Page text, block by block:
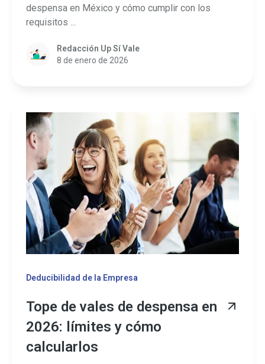
despensa en México y cómo cumplir con los
requisitos ...
Redacción Up Sí Vale
8 de enero de 2026
Deducibilidad de la Empresa
Tope de vales de despensa en
2026: límites y cómo
calcularlos